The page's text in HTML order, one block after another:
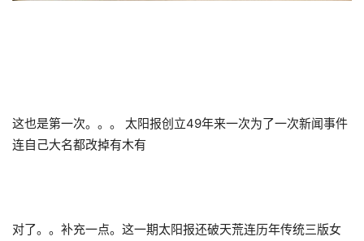
这也是第一次。。。 太阳报创立49年来一次为了一次新闻事件
连自己大名都改掉有木有
对了。。补充一点。这一期太阳报还破天荒连历年传统三版女